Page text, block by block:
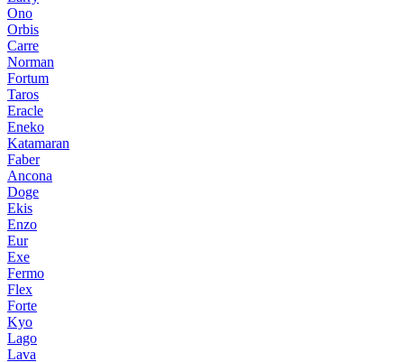
Ono
Orbis
Carre
Norman
Fortum
Taros
Eracle
Eneko
Katamaran
Faber
Ancona
Doge
Ekis
Enzo
Eur
Exe
Fermo
Flex
Forte
Kyo
Lago
Lava